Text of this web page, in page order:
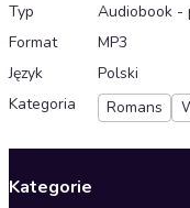
Typ
Audiobook -
Format
MP3
Język
Polski
Kategoria
Romans
Kategorie